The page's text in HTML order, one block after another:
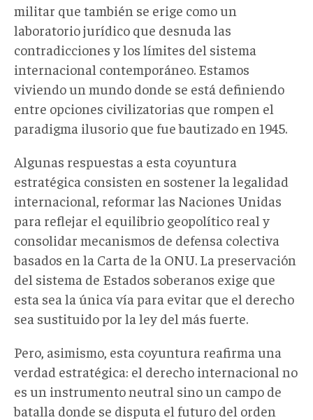
militar que también se erige como un
laboratorio jurídico que desnuda las
contradicciones y los límites del sistema
internacional contemporáneo. Estamos
viviendo un mundo donde se está definiendo
entre opciones civilizatorias que rompen el
paradigma ilusorio que fue bautizado en 1945.
Algunas respuestas a esta coyuntura
estratégica consisten en sostener la legalidad
internacional, reformar las Naciones Unidas
para reflejar el equilibrio geopolítico real y
consolidar mecanismos de defensa colectiva
basados en la Carta de la ONU. La preservación
del sistema de Estados soberanos exige que
esta sea la única vía para evitar que el derecho
sea sustituido por la ley del más fuerte.
Pero, asimismo, esta coyuntura reafirma una
verdad estratégica: el derecho internacional no
es un instrumento neutral sino un campo de
batalla donde se disputa el futuro del orden